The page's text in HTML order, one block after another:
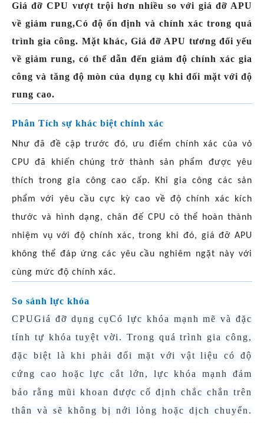
Giá đỡ CPU vượt trội hơn nhiều so với giá đỡ APU
về giảm rung,Có độ ổn định và chính xác trong quá
trình gia công. Mặt khác, Giá đỡ APU tương đối yếu
về giảm rung, có thể dẫn đến giảm độ chính xác gia
công và tăng độ mòn của dụng cụ khi đối mặt với độ
rung cao.
Phân Tích sự khác biệt chính xác
Như đã đề cập trước đó, ưu điểm chính xác của vỏ
CPU đã khiến chúng trở thành sản phẩm được yêu
thích trong gia công cao cấp. Khi gia công các sản
phẩm với yêu cầu cực kỳ cao về độ chính xác kích
thước và hình dạng, chân đế CPU có thể hoàn thành
nhiệm vụ với độ chính xác, trong khi đó, giá đỡ APU
không thể đáp ứng các yêu cầu nghiêm ngặt này với
cùng mức độ chính xác.
So sánh lực khóa
CPUGiá đỡ dụng cụCó lực khóa mạnh mẽ và đặc
tính tự khóa tuyệt vời. Trong quá trình gia công,
đặc biệt là khi phải đối mặt với vật liệu có độ
cứng cao hoặc lực cắt lớn, lực khóa mạnh đảm
bảo rằng mũi khoan được cố định chắc chắn trên
thân và sẽ không bị nới lỏng hoặc dịch chuyển.